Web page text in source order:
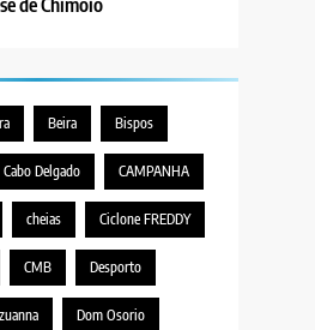
Beira Bispos
Cabo Delgado CAMPANHA
cheias Ciclone FREDDY
CMB Desporto
Dom Osorio